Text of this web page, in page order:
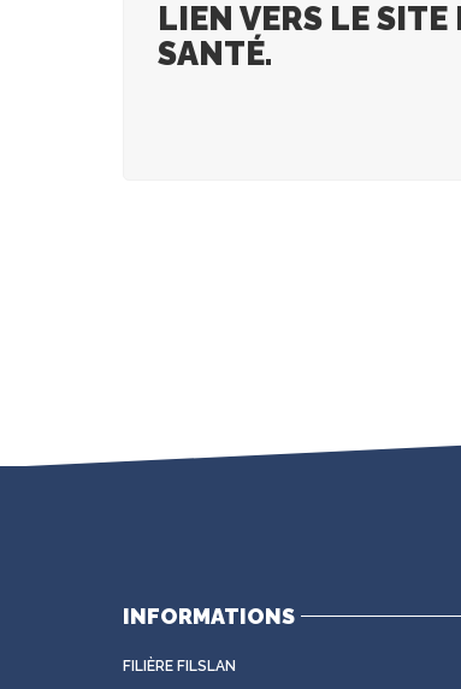
LIEN VERS LE
SANTÉ.
INFORMATIONS
FILIÈRE FILSLAN